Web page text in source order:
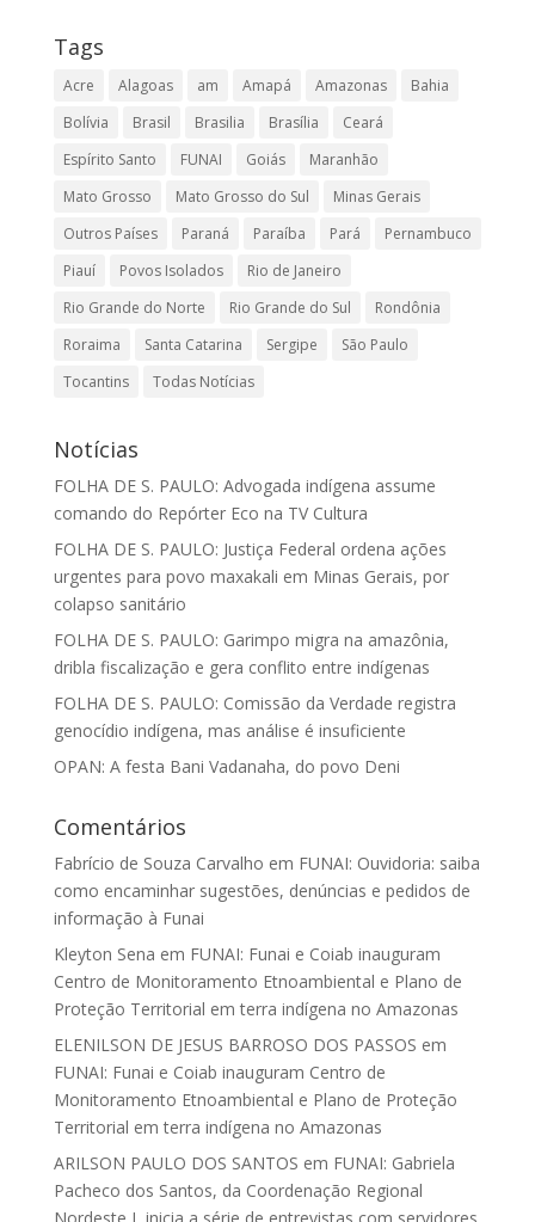
Tags
Acre Alagoas am Amapá Amazonas
Bahia
Bolívia
Brasil Brasilia Brasília
Ceará
Espírito Santo
FUNAI Goiás
Maranhão
Mato Grosso
Mato Grosso do Sul
Minas Gerais
Outros Países
Paraná Paraíba Pará
Pernambuco
Piauí
Povos Isolados
Rio de Janeiro
Rio Grande do Norte
Rio Grande do Sul
Rondônia
Roraima
Santa Catarina Sergipe
São Paulo
Tocantins
Todas Notícias
Notícias
FOLHA DE S. PAULO: Advogada indígena assume
comando do Repórter Eco na TV Cultura
FOLHA DE S. PAULO: Justiça Federal ordena ações
urgentes para povo maxakali em Minas Gerais, por
colapso sanitário
FOLHA DE S. PAULO: Garimpo migra na amazônia,
dribla fiscalização e gera conflito entre indígenas
FOLHA DE S. PAULO: Comissão da Verdade registra
genocídio indígena, mas análise é insuficiente
OPAN: A festa Bani Vadanaha, do povo Deni
Comentários
Fabrício de Souza Carvalho em FUNAI: Ouvidoria: saiba
como encaminhar sugestões, denúncias e pedidos de
informação à Funai
Kleyton Sena em FUNAI: Funai e Coiab inauguram
Centro de Monitoramento Etnoambiental e Plano de
Proteção Territorial em terra indígena no Amazonas
ELENILSON DE JESUS BARROSO DOS PASSOS em
FUNAI: Funai e Coiab inauguram Centro de
Monitoramento Etnoambiental e Plano de Proteção
Territorial em terra indígena no Amazonas
ARILSON PAULO DOS SANTOS em FUNAI: Gabriela
Pacheco dos Santos, da Coordenação Regional